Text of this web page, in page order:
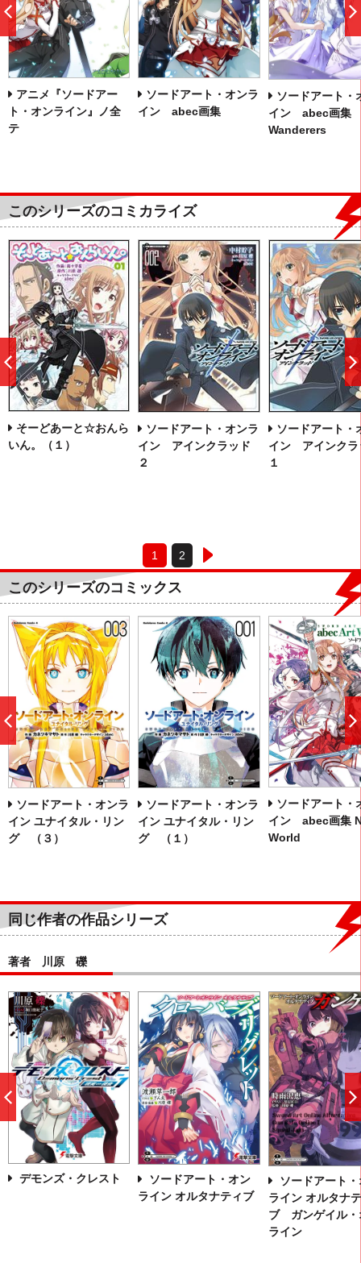
アニメ『ソードアー
ト・オンライン』ノ全
テ
ソードアート・オンラ
イン abec画集
ソードアート・
イン abec画集
Wanderers
前
へ
このシリーズのコミカライズ
そーどあーと☆おんら
いん。（１）
ソードアート・オンラ
イン アインクラッド
２
ソードアート・
イン アインクラ
１
1 2
前
へ
このシリーズのコミックス
ソードアート・オンラ
イン ユナイタル・リン
グ （３）
ソードアート・オンラ
イン ユナイタル・リン
グ （１）
ソードアート・
イン abec画集
World
前
へ
同じ作者の作品シリーズ
著者 川原 礫
デモンズ・クレスト
ソードアート・オン
ライン オルタナティブ
ソードアート・
ライン オルタナ
ブ ガンゲイル・
ライン